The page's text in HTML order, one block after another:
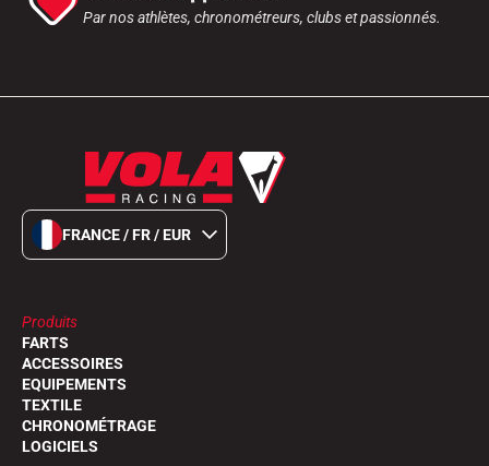
Par nos athlètes, chronométreurs, clubs et passionnés.
FRANCE / FR / EUR
Produits
FARTS
ACCESSOIRES
EQUIPEMENTS
TEXTILE
CHRONOMÉTRAGE
LOGICIELS